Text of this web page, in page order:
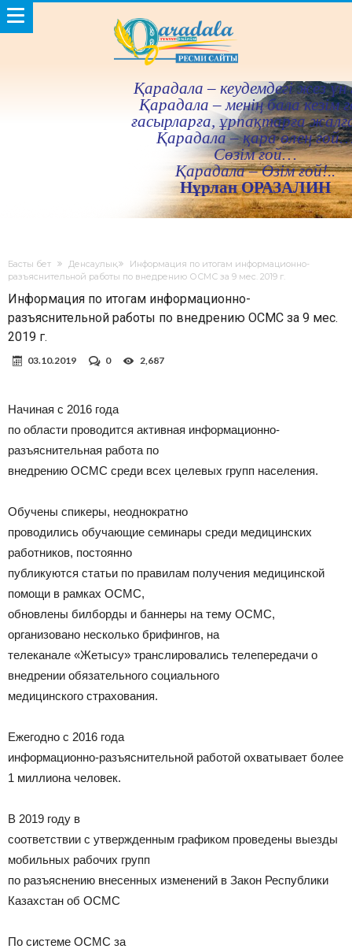
Қарадала – кеудемдегi жез үн
Қарадала – менiң бала кезiм
ғасырларға, ұрпақтарға
Қарадала – қара өлең
Сөзiм ғой…
Қарадала – Өзiм ғой!..
Нұрлан ОРАЗАЛИН
Басты бет Денсаулық
Информация по итогам информационно-
разъяснительной работы по внедрению ОСМС за 9 мес. 2019 г.
Информация по итогам информационно-
разъяснительной работы по внедрению ОСМС за 9 мес.
2019 г.
03.10.2019 0 2,687
Начиная с 2016 года
по области проводится активная информационно-
разъяснительная работа по
внедрению ОСМС среди всех целевых групп населения.
Обучены спикеры, неоднократно
проводились обучающие семинары среди медицинских
работников, постоянно
публикуются статьи по правилам получения медицинской
помощи в рамках ОСМС,
обновлены билборды и баннеры на тему ОСМС,
организовано несколько брифингов, на
телеканале «Жетысу» транслировались телепередачи о
внедрении обязательного социального
медицинского страхования.
Ежегодно с 2016 года
информационно-разъяснительной работой охватывает более
1 миллиона человек.
В 2019 году в
соответствии с утвержденным графиком проведены выезды
мобильных рабочих групп
по разъяснению внесенных изменений в Закон Республики
Казахстан об ОСМС
По системе ОСМС за